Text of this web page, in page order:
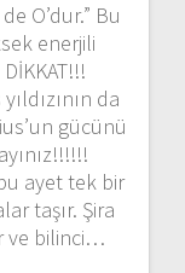
O’dur.” Bu
enerjili
da
gücünü
ayet tek bir
taşır. Şira
ve bilinci…